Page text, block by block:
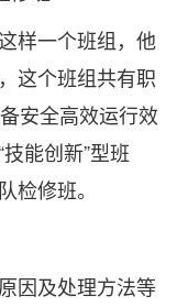
样一个班组，他
这个班组共有职
安全高效运行效
能创新”型班
检修班。
因及处理方法等